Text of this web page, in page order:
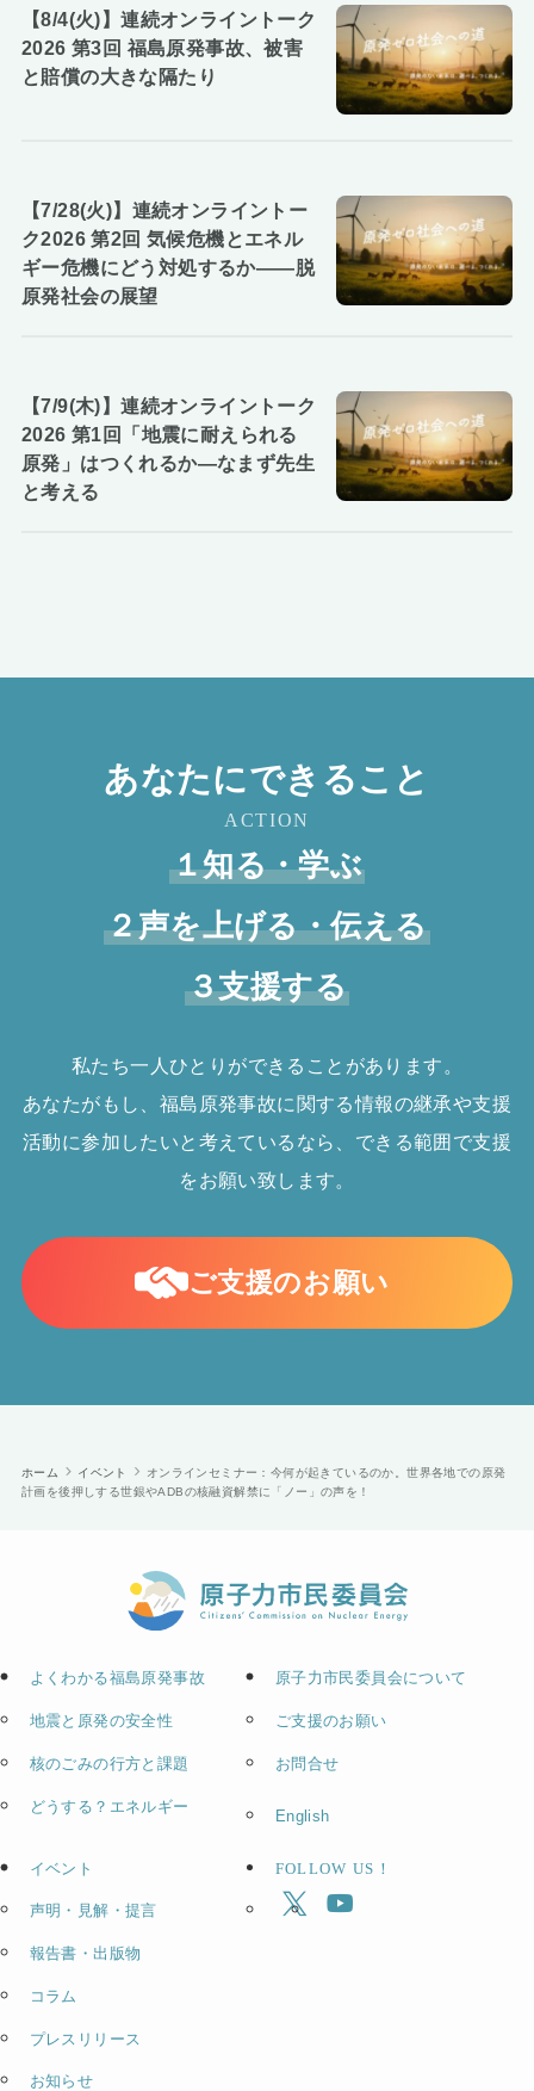
【8/4(火)】連続オンライントーク
2026 第3回 福島原発事故、被害
と賠償の大きな隔たり
【7/28(火)】連続オンライントー
ク2026 第2回 気候危機とエネル
ギー危機にどう対処するか――脱
原発社会の展望
【7/9(木)】連続オンライントーク
2026 第1回「地震に耐えられる
原発」はつくれるか―なまず先生
と考える
あなたにできること
ACTION
１知る・学ぶ
２声を上げる・伝える
３支援する
私たち一人ひとりができることがあります。
あなたがもし、福島原発事故に関する情報の継承や支援
活動に参加したいと考えているなら、できる範囲で支援
をお願い致します。
ご支援のお願い
ホーム イベント
オンラインセミナー：今何が起きているのか。世界各地での原発
計画を後押しする世銀やADBの核融資解禁に「ノー」の声を！
よくわかる福島原発事故
地震と原発の安全性
核のごみの行方と課題
どうする？エネルギー
イベント
声明・見解・提言
報告書・出版物
コラム
プレスリリース
お知らせ
原子力市民委員会について
ご支援のお願い
お問合せ
English
FOLLOW US！